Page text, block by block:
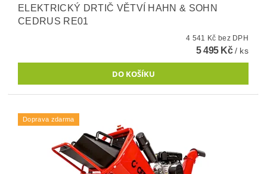
ELEKTRICKÝ DRTIČ VĚTVÍ HAHN & SOHN
CEDRUS RE01
4 541 Kč bez DPH
5 495 Kč/ ks
Doprava zdarma